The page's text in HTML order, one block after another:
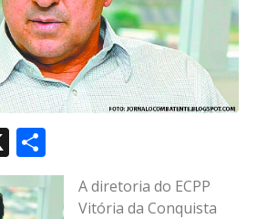
X
A diretoria do ECPP
Vitória da Conquista